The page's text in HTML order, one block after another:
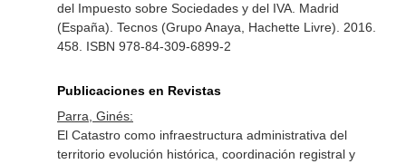
del Impuesto sobre Sociedades y del IVA. Madrid
(España). Tecnos (Grupo Anaya, Hachette Livre). 2016.
458. ISBN 978-84-309-6899-2
Publicaciones en Revistas
Parra, Ginés:
El Catastro como infraestructura administrativa del
territorio evolución histórica, coordinación registral y